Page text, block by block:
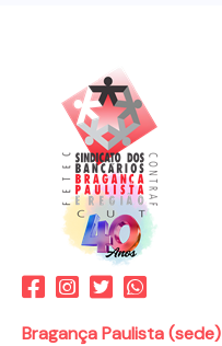
Bragança Paulista (sede)